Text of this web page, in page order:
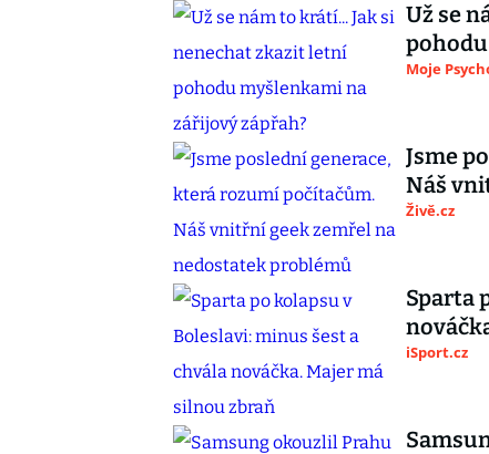
Už se
Moje
Jsme
Náš
Živě.cz
Sparta
iSport.cz